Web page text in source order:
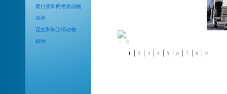
爬行类和两栖类动物
鸟类
昆虫和蛛形纲动物
植物